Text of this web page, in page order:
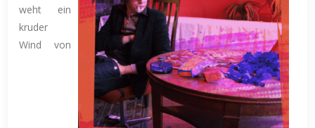
weht ein
kruder
Wind von